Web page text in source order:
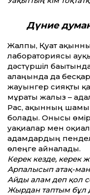
Дүние
Жалпы, Қуат
лабораториясы
дәстүршіл
алаңында да
жауынгер сияқты
мұраты жалғыз –
Рас, ақынның
болады. Онысы
уақиғалар мен
адамдардың
өлеңге айналады.
Керек кезде, керек
Арпалысып атақ-
Айды алам деп қол
Жырдан таптым бұл